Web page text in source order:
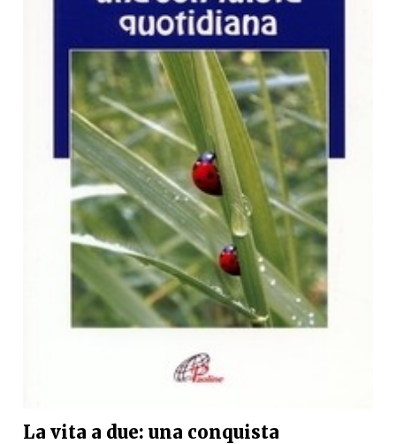
La vita a due: una conquista